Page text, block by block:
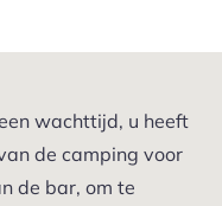
wachttijd, u heeft
de camping voor
de bar, om te